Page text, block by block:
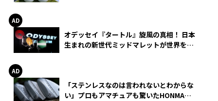
オデッセイ『タートル』旋風の真相！ 日本
生まれの新世代ミッドマレットが世界を席
「ステンレスなのは言われないとわからな
い」プロもアマチュアも驚いたHONMA